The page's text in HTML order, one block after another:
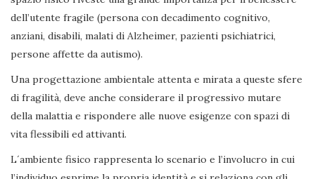
dell’utente fragile (persona con decadimento cognitivo,
anziani, disabili, malati di Alzheimer, pazienti psichiatrici,
persone affette da autismo).
Una progettazione ambientale attenta e mirata a queste sfere
di fragilità, deve anche considerare il progressivo mutare
della malattia e rispondere alle nuove esigenze con spazi di
vita flessibili ed attivanti.
L´ambiente fisico rappresenta lo scenario e l’involucro in cui